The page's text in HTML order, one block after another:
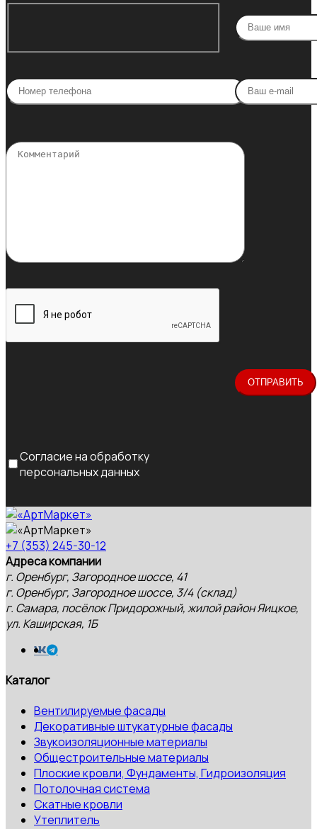
Согласие на обработку
персональных данных
+7 (353) 245-30-12
Адреса компании
г. Оренбург, Загородное шоссе, 41
г. Оренбург, Загородное шоссе, 3/4 (склад)
г. Самара, посёлок Придорожный, жилой район Яицкое,
ул. Каширская, 1Б
Каталог
Вентилируемые фасады
Декоративные штукатурные фасады
Звукоизоляционные материалы
Общестроительные материалы
Плоские кровли, Фундаменты, Гидроизоляция
Потолочная система
Скатные кровли
Утеплитель